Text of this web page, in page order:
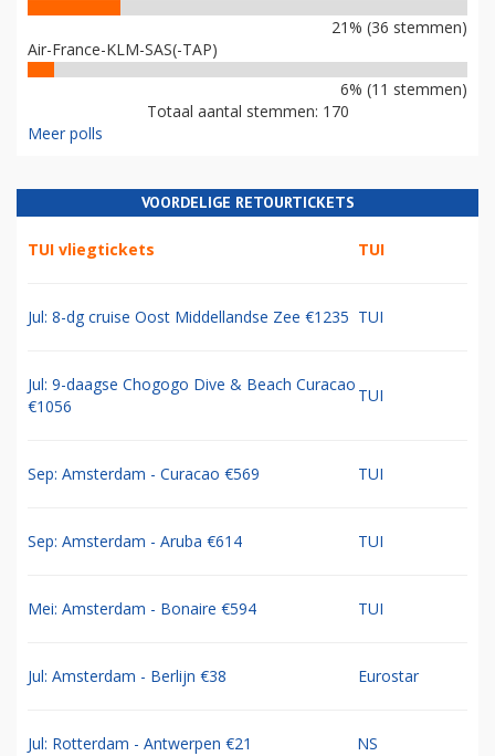
21% (36 stemmen)
Air-France-KLM-SAS(-TAP)
6% (11 stemmen)
Totaal aantal stemmen: 170
Meer polls
VOORDELIGE RETOURTICKETS
TUI vliegtickets TUI
Jul: 8-dg cruise Oost Middellandse Zee €1235 TUI
Jul: 9-daagse Chogogo Dive & Beach Curacao
€1056
TUI
Sep: Amsterdam - Curacao €569 TUI
Sep: Amsterdam - Aruba €614 TUI
Mei: Amsterdam - Bonaire €594 TUI
Jul: Amsterdam - Berlijn €38 Eurostar
Jul: Rotterdam - Antwerpen €21 NS